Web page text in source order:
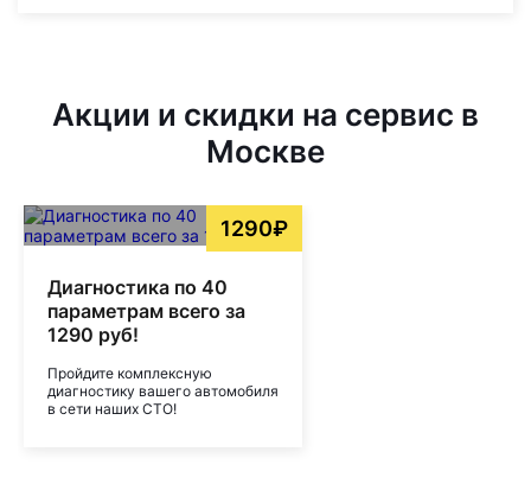
Акции и скидки на сервис в
Москве
1290₽
Диагностика по 40
параметрам всего за
1290 руб!
Пройдите комплексную
диагностику вашего автомобиля
в сети наших СТО!